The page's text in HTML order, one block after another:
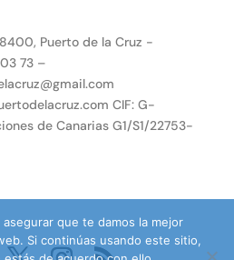
Puerto de la Cruz -
73 –
CIF: G-
de Canarias G1/S1/22753-
que te damos la mejor
Si continúas usando este sitio,